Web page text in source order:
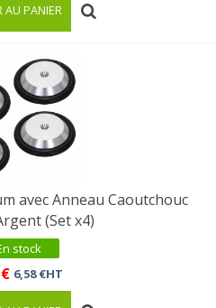
AU PANIER
avec Anneau Caoutchouc
(Set x4)
stock
6,58 €HT